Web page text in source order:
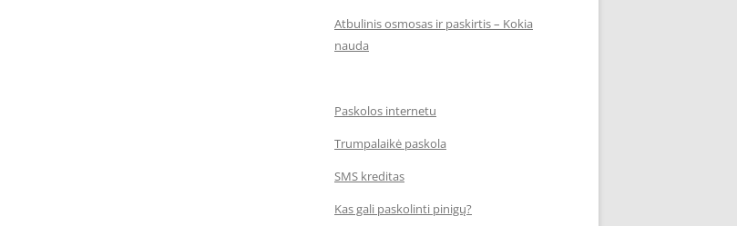
Atbulinis osmosas ir paskirtis – Kokia
nauda
Paskolos internetu
Trumpalaikė paskola
SMS kreditas
Kas gali paskolinti pinigų?